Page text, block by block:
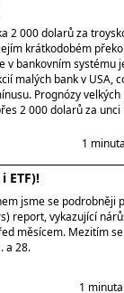
2 000 dolarů za
krátkodobém
v bankovním systému
malých bank v USA,
Prognózy
2 000 dolarů za unci
1
ETF)!
jsme se podrobněji
report, vykazující
měsícem. Mezitím
a 28.
1